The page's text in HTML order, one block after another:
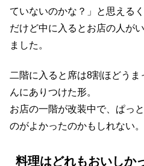
ていないのかな？」と思えるく
だけど中に入るとお店の人が
ました。
二階に入ると席は8割ほどう
んにありつけた形。
お店の一階が改装中で、ぱっ
のがよかったのかもしれない。
料理はどれもおいしか